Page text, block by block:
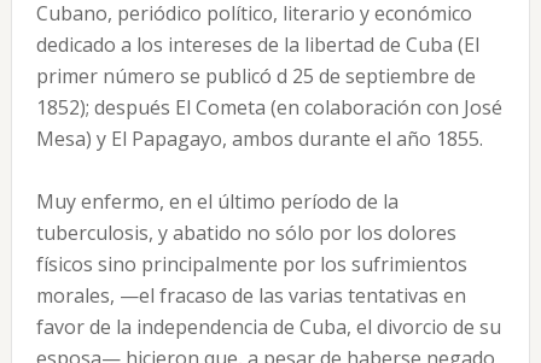
Cubano, periódico político, literario y económico
dedicado a los intereses de la libertad de Cuba (El
primer número se publicó d 25 de septiembre de
1852); después El Cometa (en colaboración con José
Mesa) y El Papagayo, ambos durante el año 1855.
Muy enfermo, en el último período de la
tuberculosis, y abatido no sólo por los dolores
físicos sino principalmente por los sufrimientos
morales, —el fracaso de las varias tentativas en
favor de la independencia de Cuba, el divorcio de su